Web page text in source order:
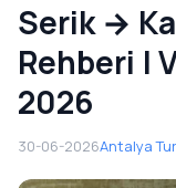
Serik →
Rehberi |
2026
30-06-2026Antalya